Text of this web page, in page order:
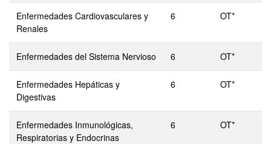
Enfermedades Cardiovasculares y
Renales
6 OT*
Enfermedades del Sistema Nervioso 6 OT*
Enfermedades Hepáticas y
Digestivas
6 OT*
Enfermedades Inmunológicas,
Respiratorias y Endocrinas
6 OT*